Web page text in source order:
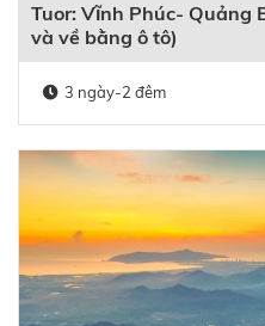
Tuor: Vĩnh Phúc- Quảng
và về bằng ô tô)
3 ngày-2 đêm